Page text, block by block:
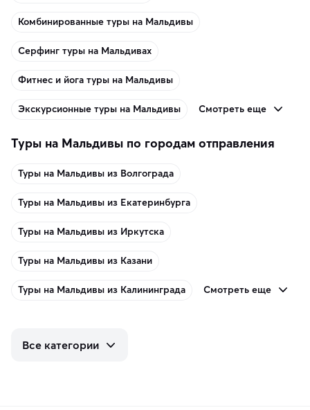
Комбинированные туры на Мальдивы
Серфинг туры на Мальдивах
Фитнес и йога туры на Мальдивы
Экскурсионные туры на Мальдивы Смотреть еще
Туры на Мальдивы по городам отправления
Туры на Мальдивы из Волгограда
Туры на Мальдивы из Екатеринбурга
Туры на Мальдивы из Иркутска
Туры на Мальдивы из Казани
Туры на Мальдивы из Калининграда Смотреть еще
Все категории